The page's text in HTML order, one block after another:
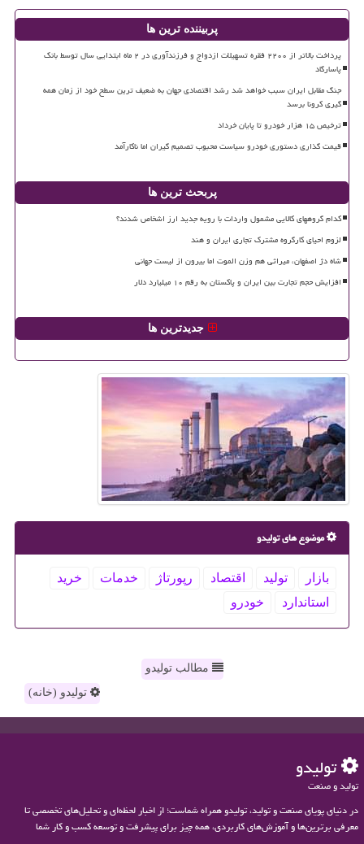
پربیننده ترین ها
پرداخت بالاتر از ۲۲۰۰ فقره تسهیلات ازدواج و فرزندآوری در ۲ ماه ابتدایی سال توسط بانک
پاسارگاد
جنگ مقابل ایران سبب خواهد شد رشد اقتصادی جهان به ضعیف ترین سطح خود از زمان همه
گیری کرونا برسد
ترخیص ۱۵ هزار خودرو تا پایان خرداد
قیمت گذاری دستوری خودرو سیاست محبوب تصمیم گیران اما ناکارآمد
پربحث ترین ها
کدام گروههای کالایی مشمول واردات با رویه جدید ارز اشخاص شدند؟
لزوم احیای کارگروه مشترک تجاری ایران و هند
شاه دژ اصفهان، میراثی هم وزن الموت اما بیرون از لیست جهانی
افزایش حجم تجارت بین ایران و پاکستان به رقم ۱۰ میلیارد دلار
جدیدترین ها
موضوع های تولیدو
بازار تولید اقتصاد رپورتاژ خدمات
خرید
استاندارد
خودرو
مطالب تولیدو
تولیدو (خانه)
تولیدو
تولید و صنعت
در دنیای پویای صنعت و تولید، تولیدو همراه شماست؛ از اخبار لحظه‌ای و تحلیل‌های تخصصی تا
معرفی برترین‌ها و آموزش‌های کاربردی، همه چیز برای پیشرفت و توسعه کسب و کار شما